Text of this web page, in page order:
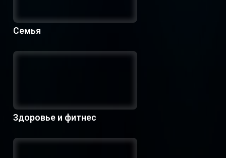
Семья
Здоровье и фитнес